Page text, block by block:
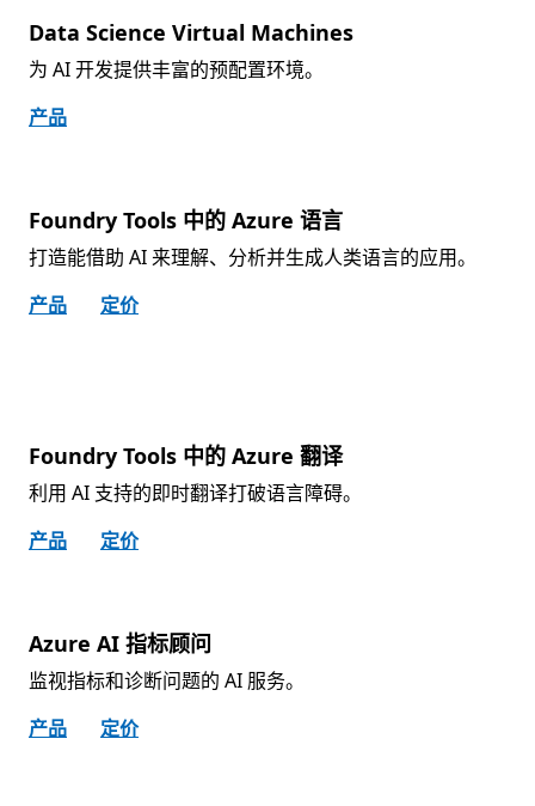
Data Science Virtual Machines
为 AI 开发提供丰富的预配置环境。
产品
Foundry Tools 中的 Azure 语言
打造能借助 AI 来理解、分析并生成人类语言的应用。
产品
定价
Foundry Tools 中的 Azure 翻译
利用 AI 支持的即时翻译打破语言障碍。
产品
定价
Azure AI 指标顾问
监视指标和诊断问题的 AI 服务。
产品
定价